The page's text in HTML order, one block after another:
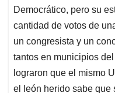
Democrático, pero su
cantidad de votos de
un congresista y un
tantos en municipios
lograron que el mismo
el león herido sabe que